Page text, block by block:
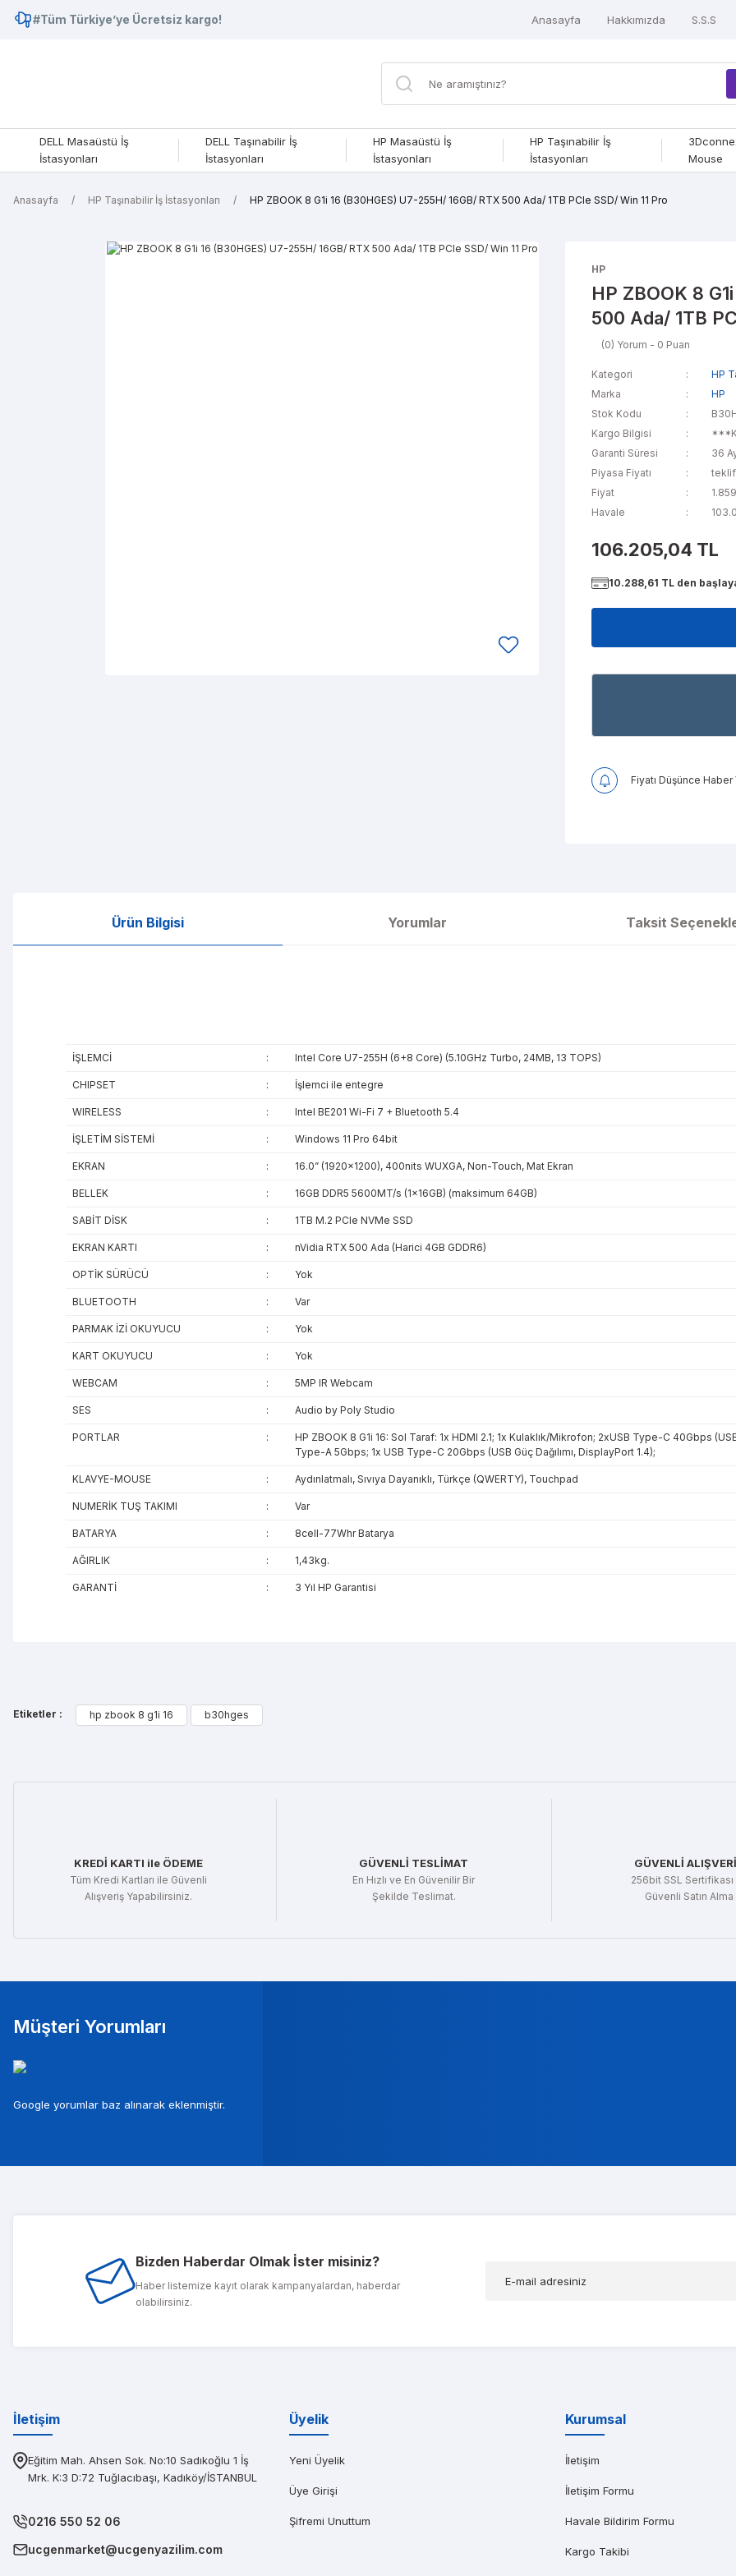
#Tüm Türkiye’ye Ücretsiz kargo! Anasayfa Hakkımızda S.S.S
DELL Masaüstü İş
İstasyonları
DELL Taşınabilir İş
İstasyonları
HP Masaüstü İş
İstasyonları
HP Taşınabilir İş
İstasyonları
Mouse
Anasayfa HP Taşınabilir İş İstasyonları HP ZBOOK 8 G1i 16 (B30HGES) U7-255H/ 16GB/ RTX 500 Ada/ 1TB PCIe SSD/ Win 11 Pro
HP
HP ZBOOK 8
500 Ada/ 1TB
(0) Yorum - 0 Puan
Kategori HP
Marka
HP
Stok Kodu
Kargo Bilgisi
Garanti Süresi
36
Piyasa Fiyatı
teklif
Fiyat
Havale
106.205,04 TL
10.288,61 TL den
Fiyatı Düşünce Haber
Ürün Bilgisi Yorumlar Taksit
İŞLEMCİ : Intel Core U7-255H (6+8 Core) (5.10GHz Turbo, 24MB, 13 TOPS)
CHIPSET : İşlemci ile entegre
WIRELESS : Intel BE201 Wi-Fi 7 + Bluetooth 5.4
İŞLETİM SİSTEMİ : Windows 11 Pro 64bit
EKRAN : 16.0” (1920x1200), 400nits WUXGA, Non-Touch, Mat Ekran
BELLEK : 16GB DDR5 5600MT/s (1x16GB) (maksimum 64GB)
SABİT DİSK : 1TB M.2 PCIe NVMe SSD
EKRAN KARTI : nVidia RTX 500 Ada (Harici 4GB GDDR6)
OPTİK SÜRÜCÜ : Yok
BLUETOOTH : Var
PARMAK İZİ OKUYUCU : Yok
KART OKUYUCU : Yok
WEBCAM : 5MP IR Webcam
SES : Audio by Poly Studio
PORTLAR :
HP ZBOOK 8 G1i 16: Sol Taraf: 1x HDMI 2.1; 1x Kulaklık/Mikrofon; 2xUSB Type-C 40Gbps
Type-A 5Gbps; 1x USB Type-C 20Gbps (USB Güç Dağılımı, DisplayPort 1.4);
KLAVYE-MOUSE : Aydınlatmalı, Sıvıya Dayanıklı, Türkçe (QWERTY), Touchpad
NUMERİK TUŞ TAKIMI : Var
BATARYA : 8cell-77Whr Batarya
AĞIRLIK : 1,43kg.
GARANTİ : 3 Yıl HP Garantisi
Ürün resmi kalitesiz, bozuk veya görüntülenemiyor.
Etiketler : hp zbook 8 g1i 16 b30hges
KREDİ KARTI ile ÖDEME
Tüm Kredi Kartları ile Güvenli
Alışveriş Yapabilirsiniz.
GÜVENLİ TESLİMAT
En Hızlı ve En Güvenilir Bir
Şekilde Teslimat.
GÜVENLİ
256bit SSL Sertifikası
Güvenli Satın Alma
Müşteri Yorumları
Google yorumlar baz alınarak eklenmiştir.
1 sene önce aldığım t600 ekran kartımda bir problem olduğunu düşünerek
Bizden Haberdar Olmak İster misiniz?
Haber listemize kayıt olarak kampanyalardan, haberdar
olabilirsiniz.
İletişim
Eğitim Mah. Ahsen Sok. No:10 Sadıkoğlu 1 İş
Mrk. K:3 D:72 Tuğlacıbaşı, Kadıköy/İSTANBUL
0216 550 52 06
ucgenmarket@ucgenyazilim.com
Üyelik
Yeni Üyelik
Üye Girişi
Şifremi Unuttum
Kurumsal
İletişim
İletişim Formu
Havale Bildirim Formu
Kargo Takibi